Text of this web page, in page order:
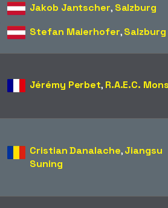
Jakob Jantscher, Salzburg
Stefan Maierhofer,Salzburg
Jérémy Perbet, R.A.E.C.
Cristian Danalache,Jiangsu
Suning